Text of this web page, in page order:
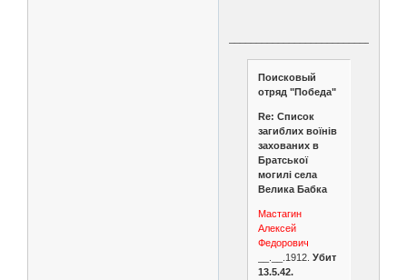
Поисковый
отряд "Победа"
Re: Список
загиблих воїнів
захованих в
Братської
могилі села
Велика Бабка
Мастагин
Алексей
Федорович
__.__.1912. Убит
13.5.42.